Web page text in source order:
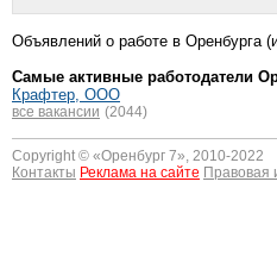
Объявлений о работе в Оренбурга
Самые активные работодатели
Крафтер, ООО
все вакансии (2044)
Copyright © «Оренбург 7», 2010-2022
Контакты Реклама на сайте Правовая